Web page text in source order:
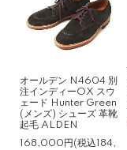
オールデン N4604 別
注インディーOX スウ
ェード Hunter Green
(メンズ) シューズ 革靴
起毛 ALDEN
168,000円(税込184,